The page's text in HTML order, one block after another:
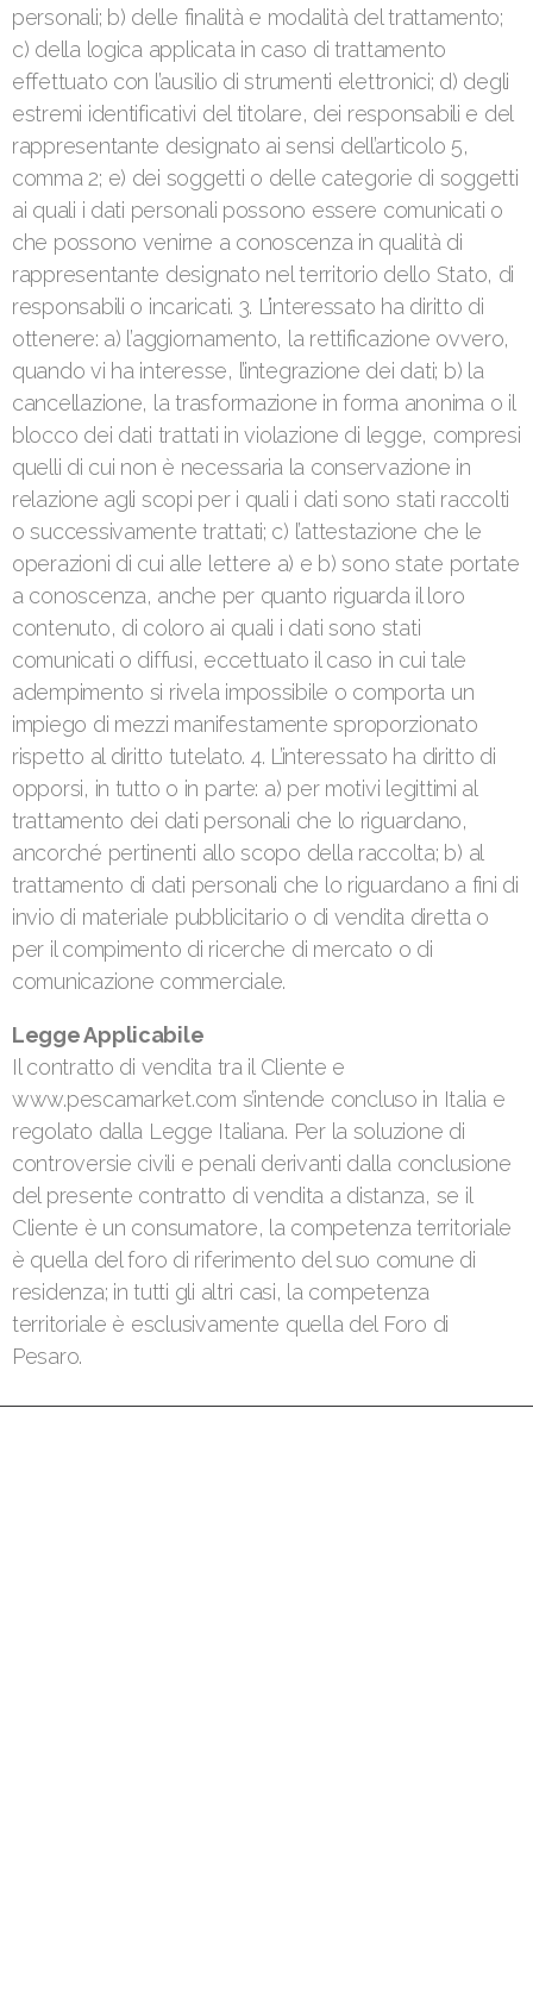
personali; b) delle finalità e modalità del trattamento;
c) della logica applicata in caso di trattamento
effettuato con l’ausilio di strumenti elettronici; d) degli
estremi identificativi del titolare, dei responsabili e del
rappresentante designato ai sensi dell’articolo 5,
comma 2; e) dei soggetti o delle categorie di soggetti
ai quali i dati personali possono essere comunicati o
che possono venirne a conoscenza in qualità di
rappresentante designato nel territorio dello Stato, di
responsabili o incaricati. 3. L’interessato ha diritto di
ottenere: a) l’aggiornamento, la rettificazione ovvero,
quando vi ha interesse, l’integrazione dei dati; b) la
cancellazione, la trasformazione in forma anonima o il
blocco dei dati trattati in violazione di legge, compresi
quelli di cui non è necessaria la conservazione in
relazione agli scopi per i quali i dati sono stati raccolti
o successivamente trattati; c) l’attestazione che le
operazioni di cui alle lettere a) e b) sono state portate
a conoscenza, anche per quanto riguarda il loro
contenuto, di coloro ai quali i dati sono stati
comunicati o diffusi, eccettuato il caso in cui tale
adempimento si rivela impossibile o comporta un
impiego di mezzi manifestamente sproporzionato
rispetto al diritto tutelato. 4. L’interessato ha diritto di
opporsi, in tutto o in parte: a) per motivi legittimi al
trattamento dei dati personali che lo riguardano,
ancorché pertinenti allo scopo della raccolta; b) al
trattamento di dati personali che lo riguardano a fini di
invio di materiale pubblicitario o di vendita diretta o
per il compimento di ricerche di mercato o di
comunicazione commerciale.
Legge Applicabile
Il contratto di vendita tra il Cliente e
www.pescamarket.com s’intende concluso in Italia e
regolato dalla Legge Italiana. Per la soluzione di
controversie civili e penali derivanti dalla conclusione
del presente contratto di vendita a distanza, se il
Cliente è un consumatore, la competenza territoriale
è quella del foro di riferimento del suo comune di
residenza; in tutti gli altri casi, la competenza
territoriale è esclusivamente quella del Foro di
Pesaro.